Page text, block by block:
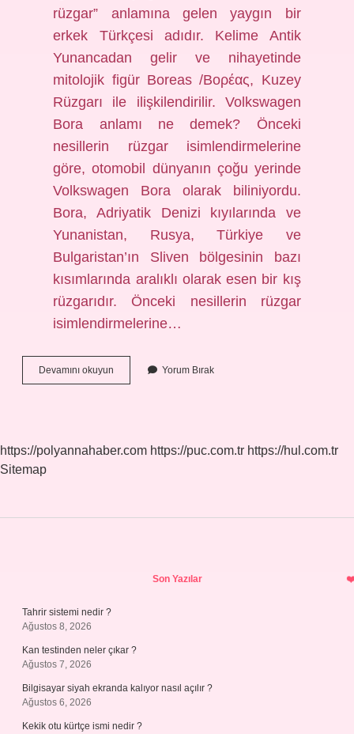
rüzgar” anlamına gelen yaygın bir
erkek Türkçesi adıdır. Kelime Antik
Yunancadan gelir ve nihayetinde
mitolojik figür Boreas /Βορέας, Kuzey
Rüzgarı ile ilişkilendirilir. Volkswagen
Bora anlamı ne demek? Önceki
nesillerin rüzgar isimlendirmelerine
göre, otomobil dünyanın çoğu yerinde
Volkswagen Bora olarak biliniyordu.
Bora, Adriyatik Denizi kıyılarında ve
Yunanistan, Rusya, Türkiye ve
Bulgaristan’ın Sliven bölgesinin bazı
kısımlarında aralıklı olarak esen bir kış
rüzgarıdır. Önceki nesillerin rüzgar
isimlendirmelerine…
Devamını okuyun Volkswagen
Bora
Yorum Bırak
https://polyannahaber.com https://puc.com.tr https://hul.com.tr
Sitemap
Son Yazılar
Tahrir sistemi nedir ?
Ağustos 8, 2026
Kan testinden neler çıkar ?
Ağustos 7, 2026
Bilgisayar siyah ekranda kalıyor nasıl açılır ?
Ağustos 6, 2026
Kekik otu kürtçe ismi nedir ?